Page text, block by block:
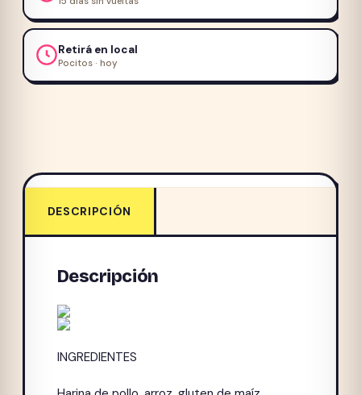
Retirá en local
Pocitos · hoy
DESCRIPCIÓN
Descripción
INGREDIENTES